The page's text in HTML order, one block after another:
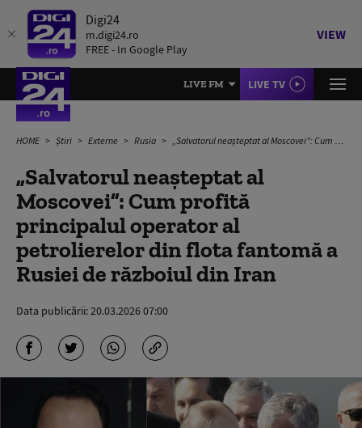
Digi24
m.digi24.ro
FREE - In Google Play
VIEW
LIVE FM LIVE TV
HOME Știri Externe Rusia „Salvatorul neașteptat al Moscovei”: Cum profită principalul operator al petrolierelor din flota fantomă a Rusiei de războiul din Iran
„Salvatorul neașteptat al
Moscovei”: Cum profită
principalul operator al
petrolierelor din flota fantomă a
Rusiei de războiul din Iran
Data publicării:20.03.2026 07:00